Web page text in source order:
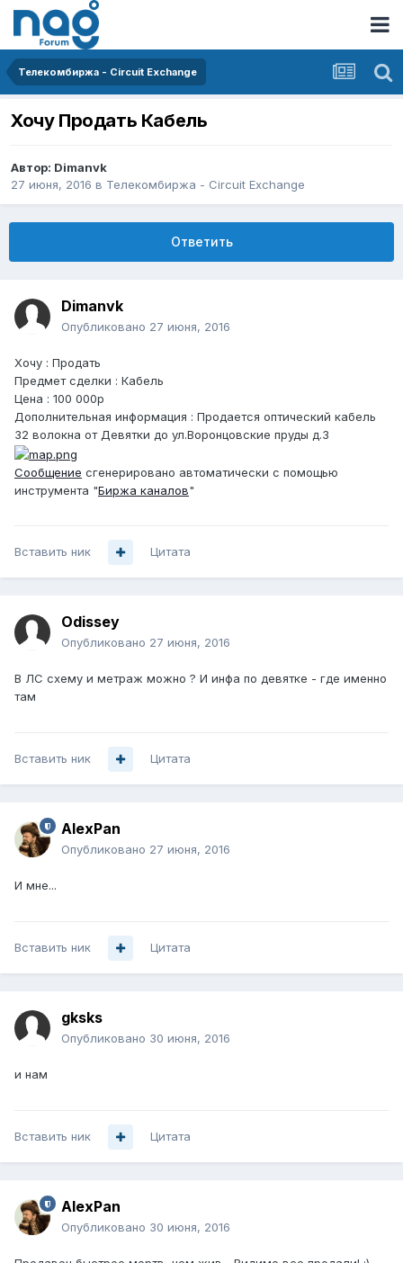
Телекомбиржа - Circuit Exchange
Хочу Продать Кабель
Автор: Dimanvk
27 июня, 2016 в Телекомбиржа - Circuit Exchange
Ответить
Dimanvk
Опубликовано 27 июня, 2016
Хочу : Продать
Предмет сделки : Кабель
Цена : 100 000р
Дополнительная информация : Продается оптический кабель
32 волокна от Девятки до ул.Воронцовские пруды д.3
Сообщение сгенерировано автоматически с помощью
инструмента "Биржа каналов"
Вставить ник Цитата
Odissey
Опубликовано 27 июня, 2016
В ЛС схему и метраж можно ? И инфа по девятке - где именно
там
Вставить ник Цитата
AlexPan
Опубликовано 27 июня, 2016
И мне...
Вставить ник Цитата
gksks
Опубликовано 30 июня, 2016
и нам
Вставить ник Цитата
AlexPan
Опубликовано 30 июня, 2016